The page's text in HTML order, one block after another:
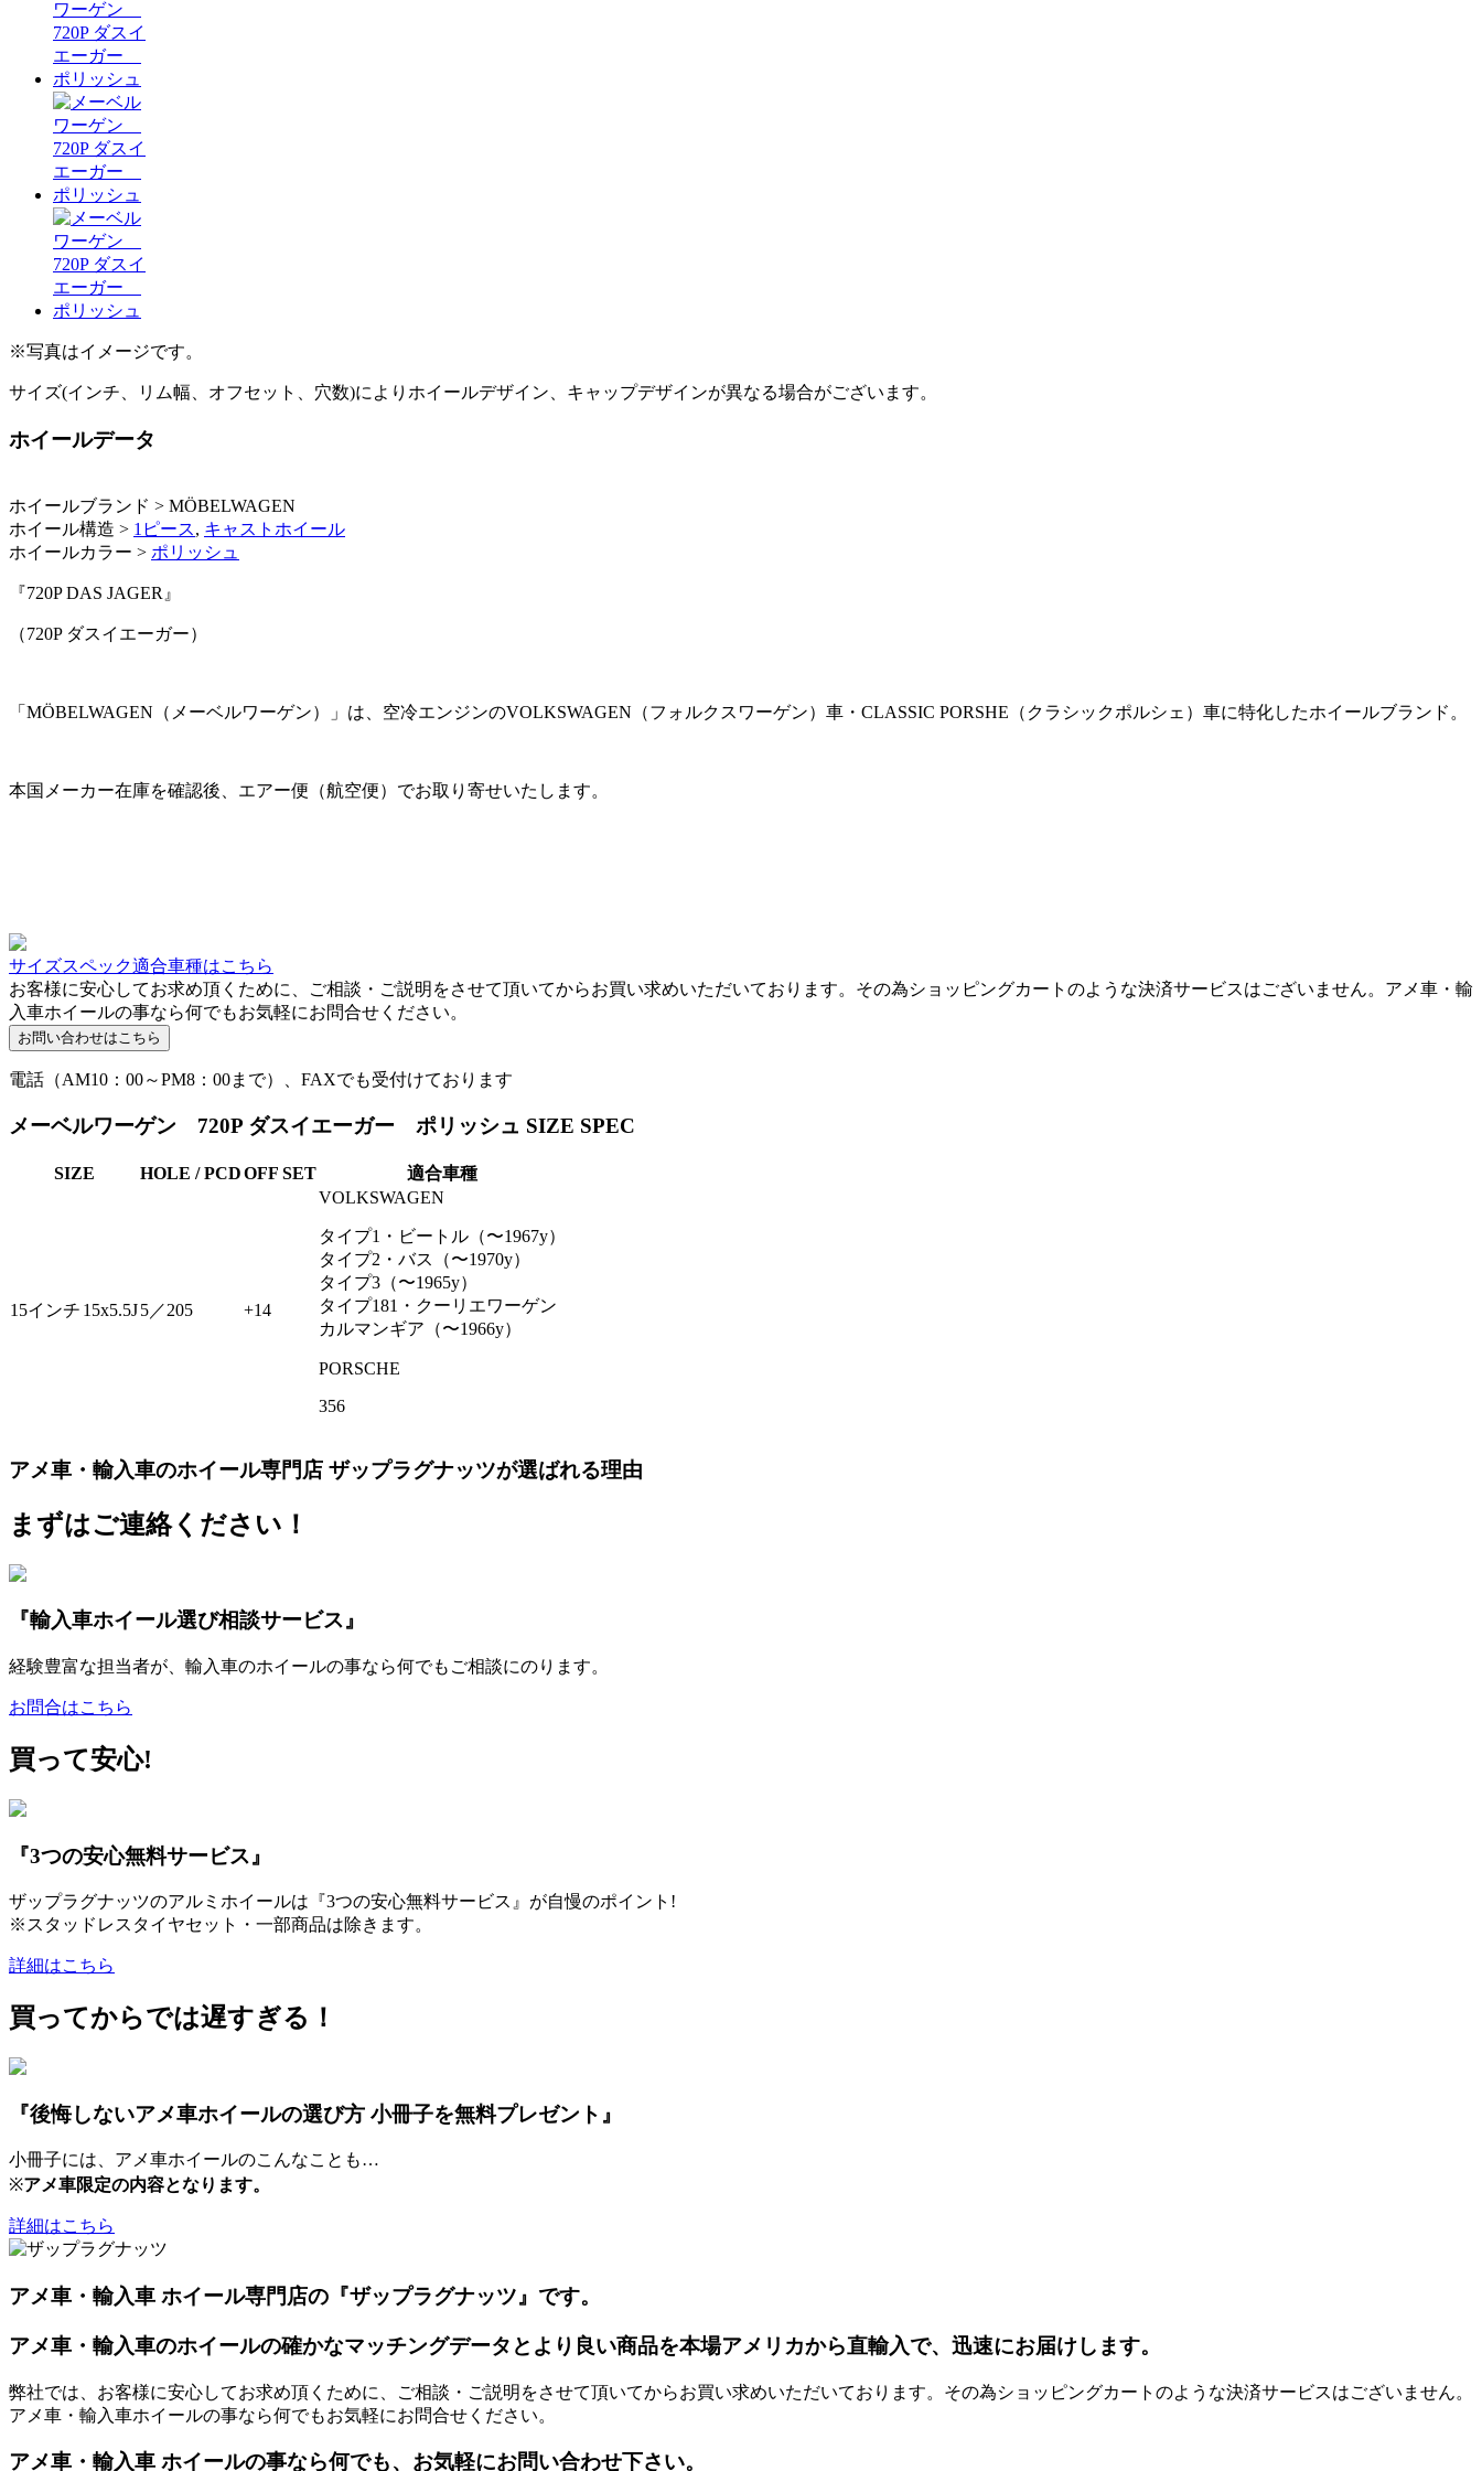
※写真はイメージです。
サイズ(インチ、リム幅、オフセット、穴数)によりホイールデザイン、キャップデザインが異なる場合がございます。
ホイールデータ
ホイールブランド > MÖBELWAGEN
ホイール構造 > 1ピース, キャストホイール
ホイールカラー > ポリッシュ
『720P DAS JAGER』
（720P ダスイエーガー）
「MÖBELWAGEN（メーベルワーゲン）」は、空冷エンジンのVOLKSWAGEN（フォルクスワーゲン）車・CLASSIC PORSHE（クラシックポルシェ）車に特化したホイールブランド。
本国メーカー在庫を確認後、エアー便（航空便）でお取り寄せいたします。
サイズスペック適合車種はこちら
お客様に安心してお求め頂くために、ご相談・ご説明をさせて頂いてからお買い求めいただいております。その為ショッピングカートのような決済サービスはございません。アメ車・輸
入車ホイールの事なら何でもお気軽にお問合せください。
電話（AM10：00～PM8：00まで）、FAXでも受付けております
メーベルワーゲン 720P ダスイエーガー ポリッシュ SIZE SPEC
SIZE HOLE / PCDOFF SET 適合車種
15インチ 15x5.5J5／205 +14
VOLKSWAGEN
タイプ1・ビートル（〜1967y）
タイプ2・バス（〜1970y）
タイプ3（〜1965y）
タイプ181・クーリエワーゲン
カルマンギア（〜1966y）
PORSCHE
356
アメ車・輸入車のホイール専門店 ザップラグナッツが選ばれる理由
まずはご連絡ください！
『輸入車ホイール選び相談サービス』
経験豊富な担当者が、輸入車のホイールの事なら何でもご相談にのります。
お問合はこちら
買って安心!
『3つの安心無料サービス』
ザップラグナッツのアルミホイールは『3つの安心無料サービス』が自慢のポイント!
※スタッドレスタイヤセット・一部商品は除きます。
詳細はこちら
買ってからでは遅すぎる！
『後悔しないアメ車ホイールの選び方 小冊子を無料プレゼント』
小冊子には、アメ車ホイールのこんなことも…
※アメ車限定の内容となります。
詳細はこちら
アメ車・輸入車 ホイール専門店の『ザップラグナッツ』です。
アメ車・輸入車のホイールの確かなマッチングデータとより良い商品を本場アメリカから直輸入で、迅速にお届けします。
弊社では、お客様に安心してお求め頂くために、ご相談・ご説明をさせて頂いてからお買い求めいただいております。その為ショッピングカートのような決済サービスはございません。
アメ車・輸入車ホイールの事なら何でもお気軽にお問合せください。
アメ車・輸入車 ホイールの事なら何でも、お気軽にお問い合わせ下さい。